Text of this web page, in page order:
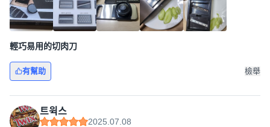
輕巧易用的切肉刀
有幫助 檢舉
트윅스
2025.07.08